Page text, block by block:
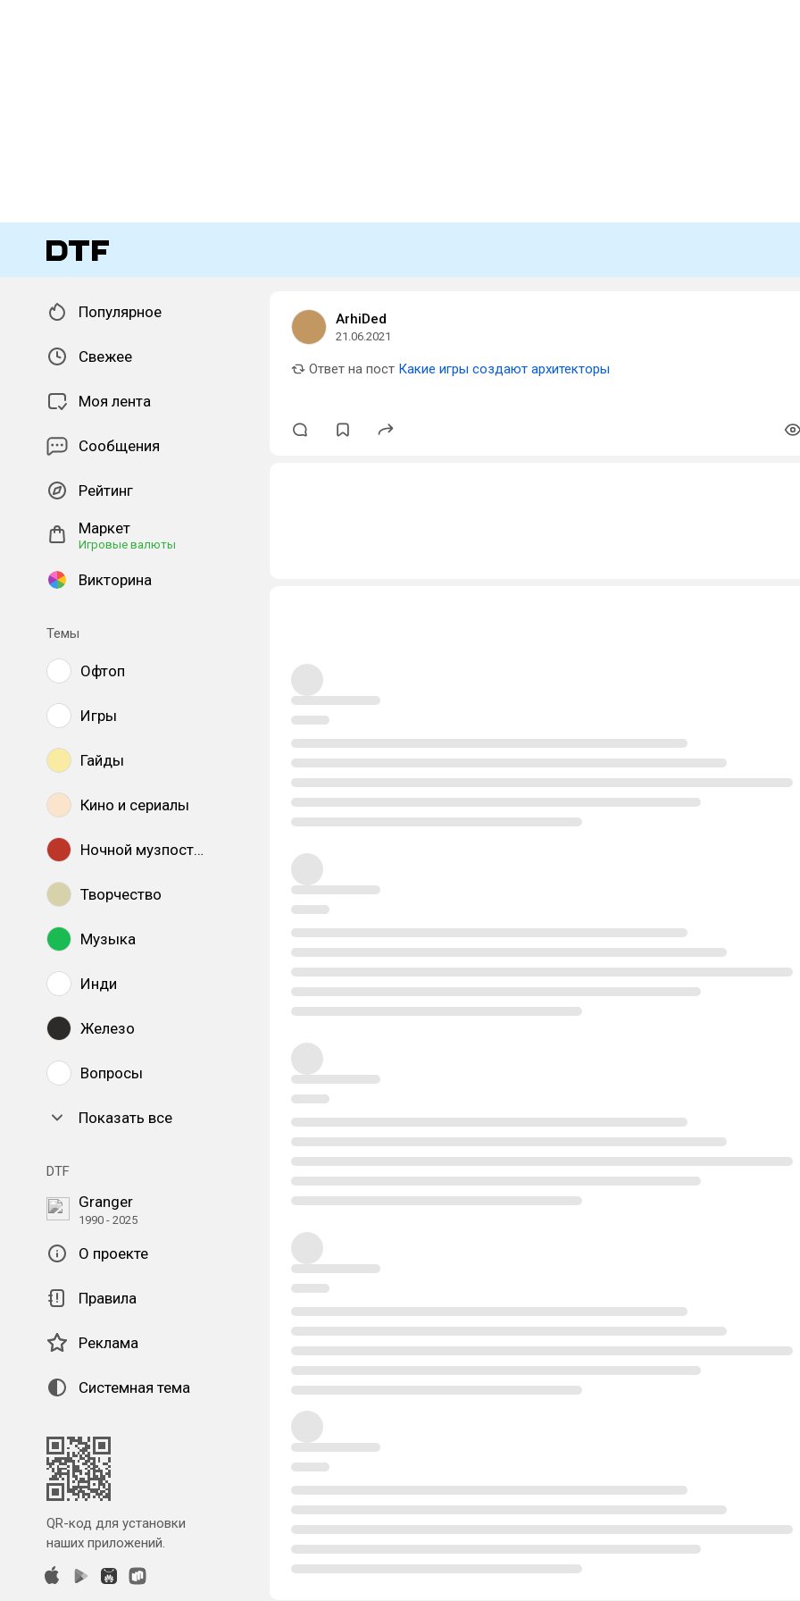
Популярное
Свежее
Моя лента
Сообщения
Рейтинг
Маркет
Игровые валюты
Викторина
Темы
Офтоп
Игры
Гайды
Кино и сериалы
Ночной музпостинг
Творчество
Музыка
Инди
Железо
Вопросы
Показать все
DTF
Granger
1990 - 2025
О проекте
Правила
Реклама
Системная тема
QR-код для установки
наших приложений.
ArhiDed
21.06.2021
Ответ на пост Какие игры создают архитекторы